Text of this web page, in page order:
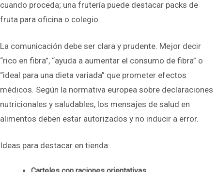
cuando proceda; una frutería puede destacar packs de
fruta para oficina o colegio.
La comunicación debe ser clara y prudente. Mejor decir
“rico en fibra”, “ayuda a aumentar el consumo de fibra” o
“ideal para una dieta variada” que prometer efectos
médicos. Según la normativa europea sobre declaraciones
nutricionales y saludables, los mensajes de salud en
alimentos deben estar autorizados y no inducir a error.
Ideas para destacar en tienda: